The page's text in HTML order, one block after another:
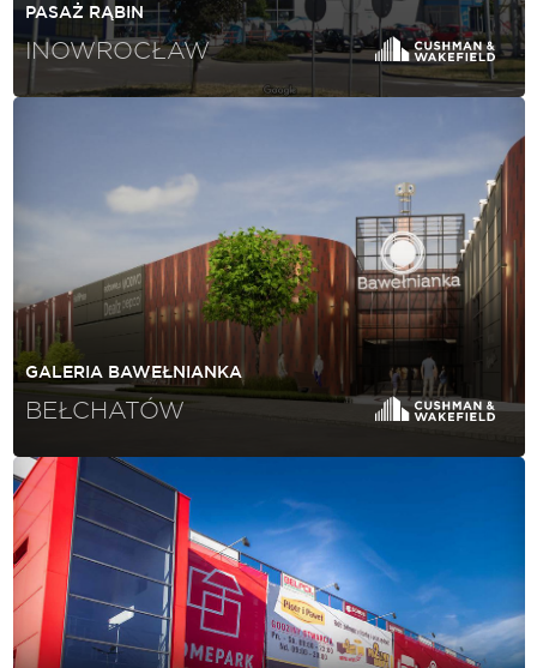
PASAŻ RĄBIN
INOWROCŁAW
GALERIA BAWEŁNIANKA
BEŁCHATÓW